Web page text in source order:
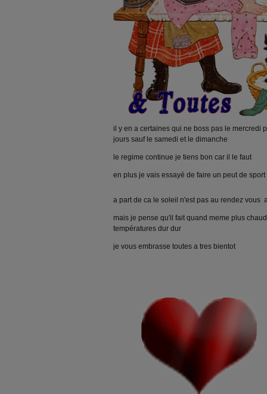
il y en a certaines qui ne boss pas le mercredi
jours sauf le samedi et le dimanche
le regime continue je tiens bon car il le faut
en plus je vais essayé de faire un peut de
a part de ca le soleil n'est pas au rendez vous
mais je pense qu'il fait quand meme plus
températures dur dur
je vous embrasse toutes a tres bientot